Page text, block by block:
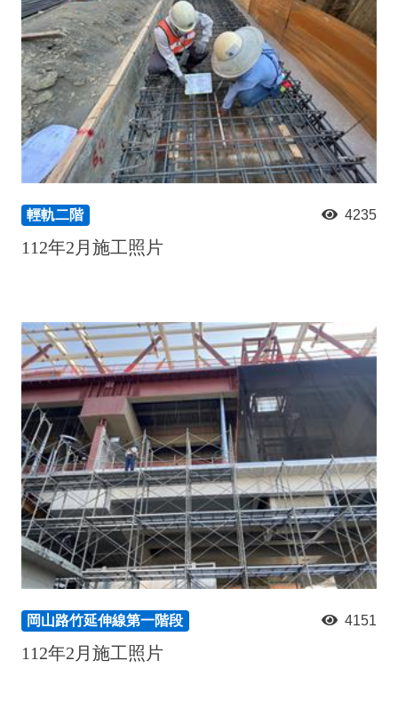
輕軌二階 4235
112年2月施工照片
岡山路竹延伸線第一階段 4151
112年2月施工照片